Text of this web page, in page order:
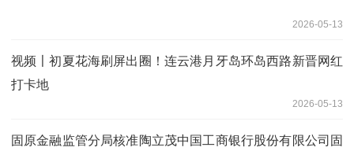
2026-05-13
视频〡初夏花海刷屏出圈！连云港月牙岛环岛西路新晋网红
打卡地
2026-05-13
固原金融监管分局核准陶立茂中国工商银行股份有限公司固